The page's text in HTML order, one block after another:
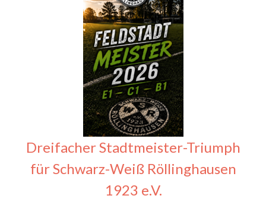
Dreifacher Stadtmeister-Triumph
für Schwarz-Weiß Röllinghausen
1923 e.V.